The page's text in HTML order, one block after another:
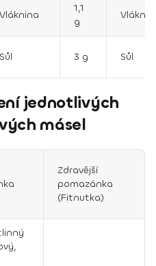
Vláknina
1,1
g
Sůl 3 g Sůl
jednotlivých
másel
Zdravější
pomazánka
(Fitnutka)